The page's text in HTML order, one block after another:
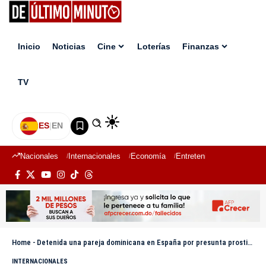
Inicio Noticias Cine Loterías Finanzas
TV
ES|EN
Nacionales Internacionales Economía Entretenimiento
Home - Detenida una pareja dominicana en España por presunta prostitución coercitiva; cuatro mujeres fueron liberadas
INTERNACIONALES